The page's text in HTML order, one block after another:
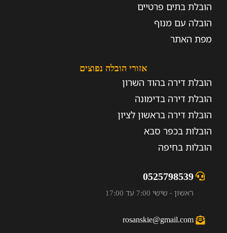
הובלת בתים פרטיים
הובלה עם מנוף
מפת האתר
אזורי הובלה נפוצים
הובלת דירה בהוד השרון
הובלת דירה בדימונה
הובלת דירה בראשון לציון
הובלות בכפר סבא
הובלות בחיפה
0525798539
ראשון - שישי 7:00 עד 17:00
rosanskie@gmail.com